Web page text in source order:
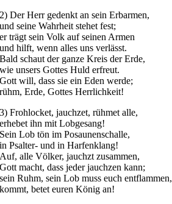
2) Der Herr gedenkt an sein Erbarmen,
und seine Wahrheit stehet fest;
er trägt sein Volk auf seinen Armen
und hilft, wenn alles uns verlässt.
Bald schaut der ganze Kreis der Erde,
wie unsers Gottes Huld erfreut.
Gott will, dass sie ein Eden werde;
rühm, Erde, Gottes Herrlichkeit!
3) Frohlocket, jauchzet, rühmet alle,
erhebet ihn mit Lobgesang!
Sein Lob tön im Posaunenschalle,
in Psalter- und in Harfenklang!
Auf, alle Völker, jauchzt zusammen,
Gott macht, dass jeder jauchzen kann;
sein Ruhm, sein Lob muss euch entflammen,
kommt, betet euren König an!